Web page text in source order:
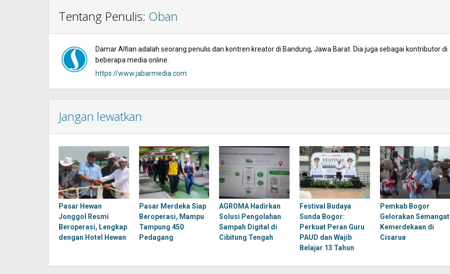
Tentang Penulis: Oban
Damar Alfian adalah seorang penulis dan kontren kreator di Bandung, Jawa Barat. Dia juga sebagai kontributor di
beberapa media online.
https://www.jabarmedia.com
Jangan lewatkan
Pasar Hewan
Jonggol Resmi
Beroperasi, Lengkap
dengan Hotel Hewan
Pasar Merdeka Siap
Beroperasi, Mampu
Tampung 450
Pedagang
AGROMA Hadirkan
Solusi Pengolahan
Sampah Digital di
Cibitung Tengah
Festival Budaya
Sunda Bogor:
Perkuat Peran Guru
PAUD dan Wajib
Belajar 13 Tahun
Pemkab Bogor
Gelorakan Semangat
Kemerdekaan di
Cisarua